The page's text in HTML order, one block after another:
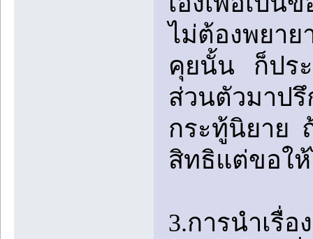
ไม่ต้องพยาย
คุยนั้น ก็ประ
ส่วนตัวมาป
กระทู้นิยาย
สิทธิแต่ขอใ
3.การนำเรื่